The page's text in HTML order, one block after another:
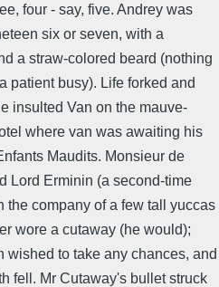
four - say, five. Andrey was
six or seven, with a
a straw-colored beard (nothing
patient busy). Life forked and
insulted Van on the mauve-
where van was awaiting his
Maudits. Monsieur de
Lord Erminin (a second-time
the company of a few tall yuccas
wore a cutaway (he would);
wished to take any chances, and
fell. Mr Cutaway's bullet struck